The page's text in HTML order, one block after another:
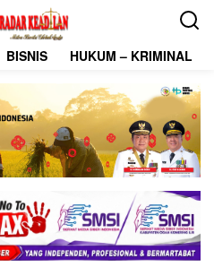
BISNIS HUKUM – KRIMINAL